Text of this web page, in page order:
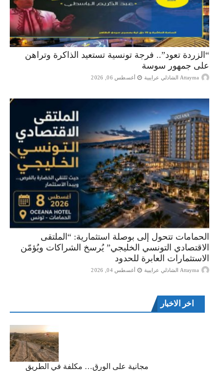
“الزردة تعود”.. فرجة تونسية تستعيد الذاكرة وتراهن
على جمهور سوسة
Attayma الشاذلي عرايبية أغسطس 06, 2026
الحمامات تتحول إلى بوصلة استثمارية: “الملتقى
الاقتصادي التونسي الخليجي” يُرسخ الشراكات ويُؤمّن
الاستثمارات العابرة للحدود
Attayma الشاذلي عرايبية أغسطس 04, 2026
اخر الاخبار
مجانية على الورق… مكلفة في الطريق